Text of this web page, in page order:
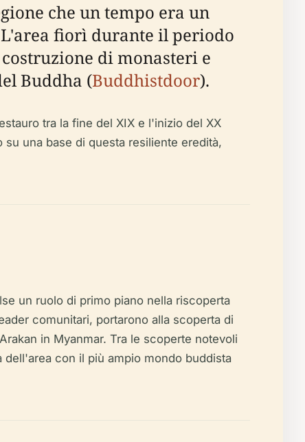
che un tempo era un
fiorì durante il periodo
di monasteri e
Buddha (Buddhistdoor).
tra la fine del XIX e l'inizio del XX
una base di questa resiliente eredità,
un ruolo di primo piano nella riscoperta
comunitari, portarono alla scoperta di
in Myanmar. Tra le scoperte notevoli
con il più ampio mondo buddista